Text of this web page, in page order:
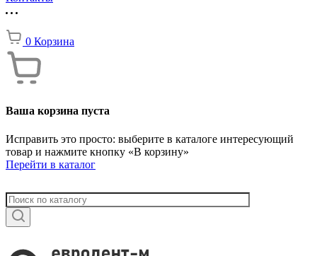
0 Корзина
Ваша корзина пуста
Исправить это просто: выберите в каталоге интересующий
товар и нажмите кнопку «В корзину»
Перейти в каталог